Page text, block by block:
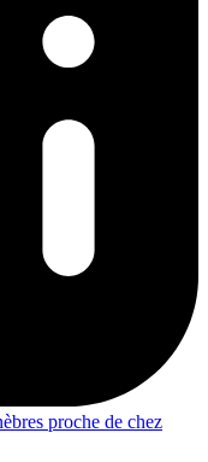
proche de chez